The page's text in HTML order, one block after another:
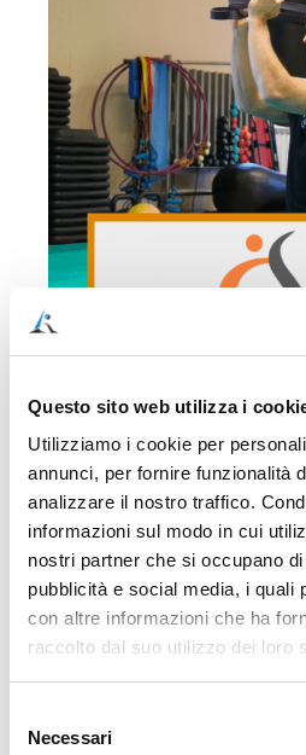
Questo sito web utilizza i
Utilizziamo i cookie per
annunci, per fornire funzionalità
analizzare il nostro traffico.
informazioni sul modo in cui
nostri partner che si occupano
pubblicità e social media, i quali
con altre informazioni che ha
raccolto dal suo utilizzo dei loro
delNecessari
COME ACQUISTARE IN
VELOCE E SICURA
ABBONAMENTO)
1) Clicca sul pulsante
pagare con carta di credito o
sarà processato da Stripe, il
più sicuro al mondo.
2) Dopo l’acquisto, verrai
che conterrà il documento di
guida